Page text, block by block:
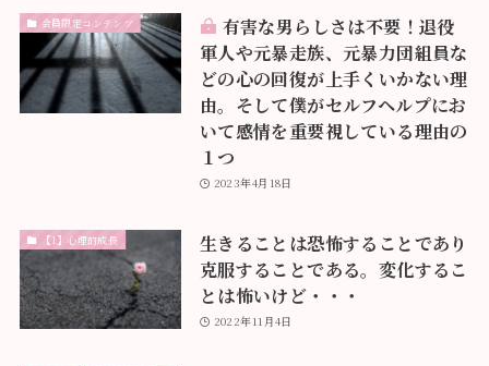
会員限定コンテンツ
有害な男らしさは不要！退役
軍人や元暴走族、元暴力団組員な
どの心の回復が上手くいかない理
由。そして僕がセルフヘルプにお
いて感情を重要視している理由の
１つ
2023年4月18日
【1】心理的成長
生きることは恐怖することであり
克服することである。変化するこ
とは怖いけど・・・
2022年11月4日